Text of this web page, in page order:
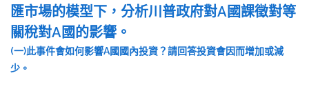
匯市場的模型下，分析川普政府對A國課徵對等
關稅對A國的影響。
(一)此事件會如何影響A國國內投資？請回答投資會因而增加或減
少。